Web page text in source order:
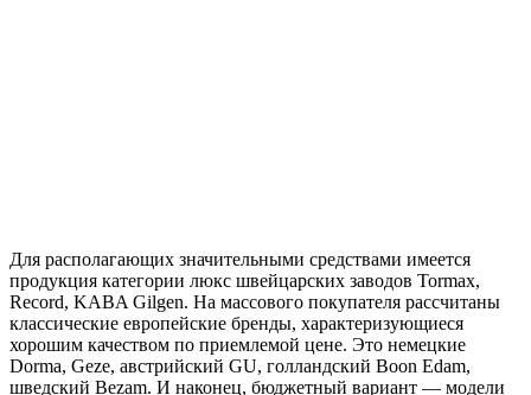
Для располагающих значительными средствами имеется
продукция категории люкс швейцарских заводов Tormax,
Record, KABA Gilgen. На массового покупателя рассчитаны
классические европейские бренды, характеризующиеся
хорошим качеством по приемлемой цене. Это немецкие
Dorma, Geze, австрийский GU, голландский Boon Edam,
шведский Bezam. И наконец, бюджетный вариант — модели